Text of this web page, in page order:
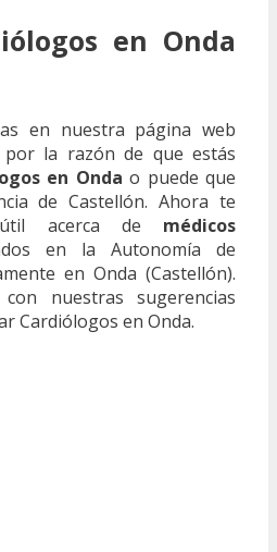
en Onda
en nuestra página web
por la razón de que estás
en Onda o puede que
de Castellón. Ahora te
útil acerca de médicos
en la Autonomía de
en Onda (Castellón).
nuestras sugerencias
Cardiólogos en Onda.